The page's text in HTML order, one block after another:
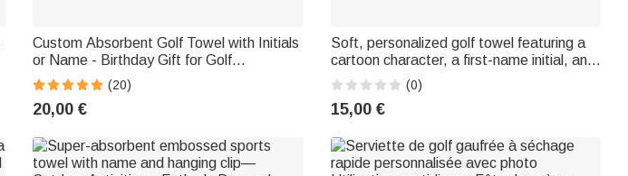
Custom Absorbent Golf Towel with Initials
or Name - Birthday Gift for Golf
Enthusiasts (20)
20,00 €
Soft, personalized golf towel featuring a
cartoon character, a first-name initial, and
a carabiner – For everyday use, a
birthday, or Father's Day: the perfect gift
for a dad
(0)
15,00 €